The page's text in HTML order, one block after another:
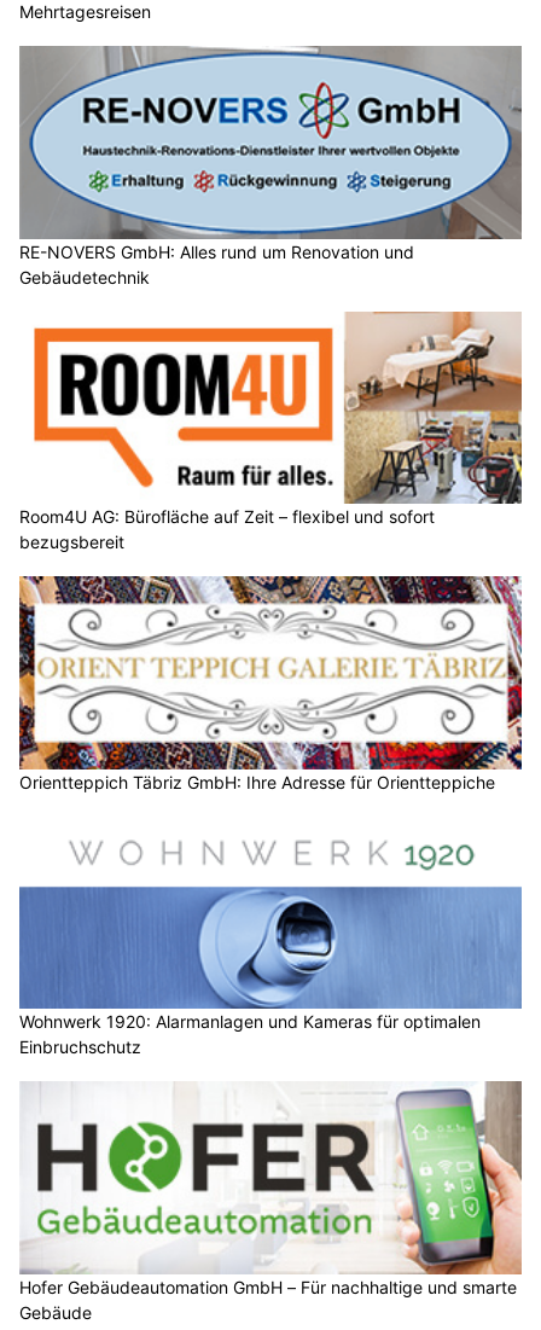
Mehrtagesreisen
RE-NOVERS GmbH: Alles rund um Renovation und
Gebäudetechnik
Room4U AG: Bürofläche auf Zeit – flexibel und sofort
bezugsbereit
Orientteppich Täbriz GmbH: Ihre Adresse für Orientteppiche
Wohnwerk 1920: Alarmanlagen und Kameras für optimalen
Einbruchschutz
Hofer Gebäudeautomation GmbH – Für nachhaltige und smarte
Gebäude